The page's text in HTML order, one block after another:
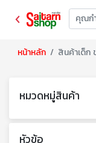
หน้าหลัก สินค้าเด็ก
หมวดหมู่สินค้า
หัวข้อ